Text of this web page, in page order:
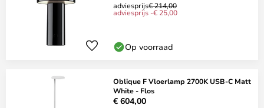
adviesprijs€ 214,00
adviesprijs -€ 25,00
Op voorraad
Oblique F Vloerlamp 2700K USB-C Matt
White - Flos
€ 604,00